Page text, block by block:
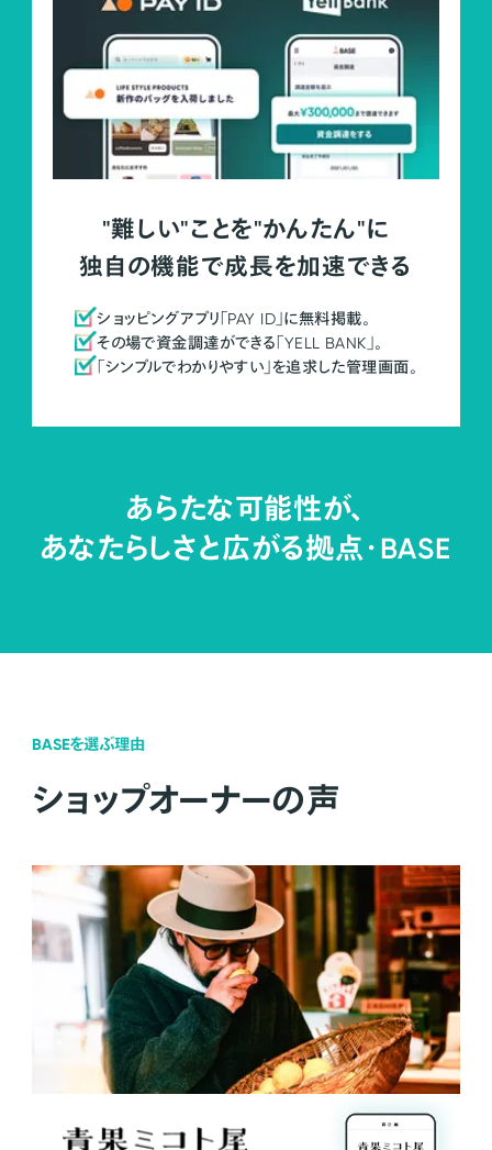
"難しい"ことを"かんたん"に
独自の機能で成長を加速できる
ショッピングアプリ「PAY ID」に無料掲載。
その場で資金調達ができる「YELL BANK」。
「シンプルでわかりやすい」を追求した管理画面。
あらたな可能性が、
あなたらしさと広がる拠点・BASE
BASEを選ぶ理由
ショップオーナーの声